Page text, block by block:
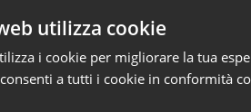
utilizza cookie
i cookie per migliorare la tua
a tutti i cookie in conformità